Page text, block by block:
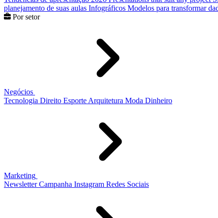
planejamento de suas aulas Infográficos Modelos para transformar
Por setor
Negócios
Tecnologia Direito Esporte Arquitetura Moda Dinheiro
Marketing
Newsletter Campanha Instagram Redes Sociais